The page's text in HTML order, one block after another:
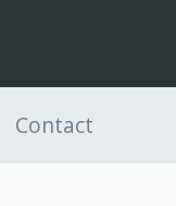
Contact